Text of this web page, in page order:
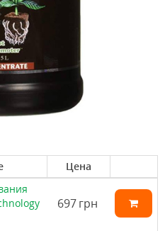
Цена
697 грн